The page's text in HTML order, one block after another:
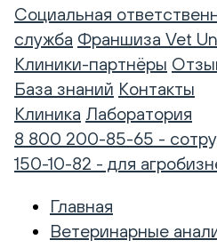
Социальная
служба Франшиза Vet
Клиники-партнёры
База знаний Контакты
Клиника Лаборатория
8 800 200-85-65 -
150-10-82 - для
Главная
Ветеринарные